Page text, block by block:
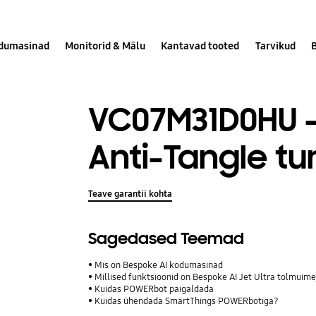
Monitorid & Mälu Kantavad tooted Tarvikud
Anti-Tangle
Teave garantii kohta
Sagedased Teemad
Mis on Bespoke AI kodumasinad
Millised funktsioonid on Bespoke AI Jet Ultra
Kuidas POWERbot paigaldada
Kuidas ühendada SmartThings POWERbotiga?